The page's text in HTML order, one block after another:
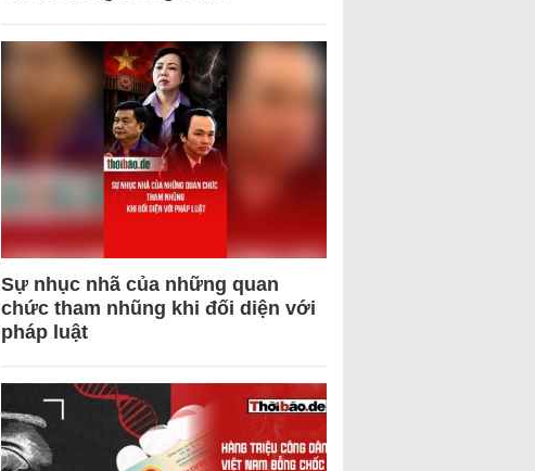
Sự nhục nhã của những quan
chức tham nhũng khi đối diện với
pháp luật